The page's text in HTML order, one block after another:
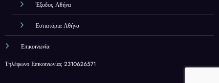
Έξοδος Αθήνα
Εστιατόρια Αθήνα
Επικοινωνία
Τηλέφωνο Επικοινωνίας 2310626571